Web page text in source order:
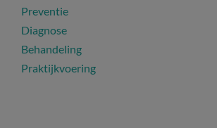
Preventie
Diagnose
Behandeling
Praktijkvoering